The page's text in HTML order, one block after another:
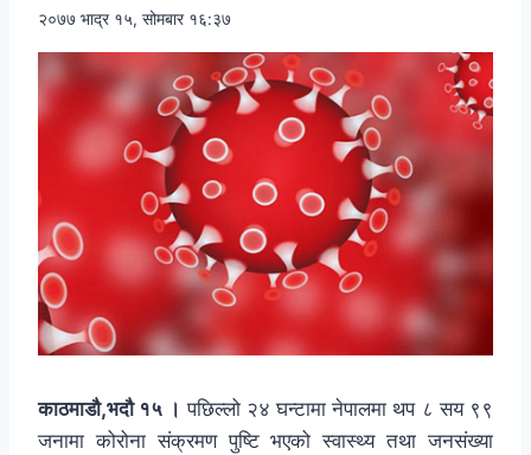
२०७७ भाद्र १५, सोमबार १६:३७
काठमाडौ,भदौ १५ । पछिल्लो २४ घन्टामा नेपालमा थप ८ सय ९९
जनामा कोरोना संक्रमण पुष्टि भएको स्वास्थ्य तथा जनसंख्या